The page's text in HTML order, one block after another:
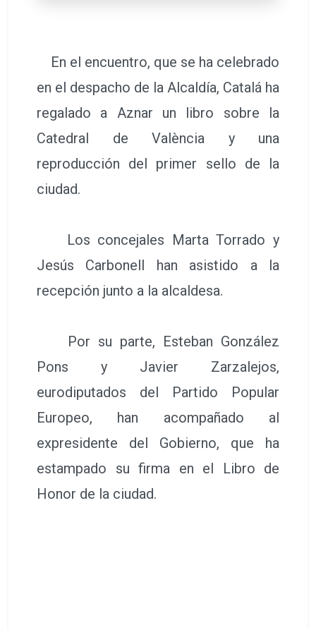
En el encuentro, que se ha celebrado
en el despacho de la Alcaldía, Catalá ha
regalado a Aznar un libro sobre la
Catedral de València y una
reproducción del primer sello de la
ciudad.
Los concejales Marta Torrado y
Jesús Carbonell han asistido a la
recepción junto a la alcaldesa.
Por su parte, Esteban González
Pons y Javier Zarzalejos,
eurodiputados del Partido Popular
Europeo, han acompañado al
expresidente del Gobierno, que ha
estampado su firma en el Libro de
Honor de la ciudad.